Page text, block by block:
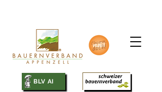
SBV
BLV AI